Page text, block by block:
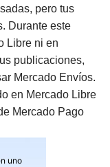
pero tus
Durante este
Libre ni en
publicaciones,
Mercado Envíos.
en Mercado Libre
Mercado Pago
uno